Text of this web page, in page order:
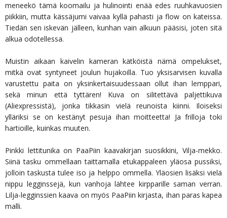
meneekö tämä koomailu ja hulinointi enää edes ruuhkavuosien
piikkiin, mutta kässäjumi vaivaa kyllä pahasti ja flow on kateissa.
Tiedän sen iskevän jälleen, kunhan vain alkuun pääsisi, joten sitä
alkua odotellessa.
Muistin aikaan kaivelin kameran kätköistä nämä ompelukset,
mitkä ovat syntyneet joulun hujakoilla. Tuo yksisarvisen kuvalla
varustettu paita on yksinkertaisuudessaan ollut ihan lemppari,
sekä minun että tyttären! Kuva on silitettävä paljettikuva
(Aliexpressistä), jonka tikkasin vielä reunoista kiinni. Iloiseksi
ylläriksi se on kestänyt pesuja ihan moitteetta! Ja frilloja toki
hartioille, kuinkas muuten.
Pinkki lettitunika on PaaPiin kaavakirjan suosikkini, Vilja-mekko.
Siinä tasku ommellaan taittamalla etukappaleen yläosa pussiksi,
jolloin taskusta tulee iso ja helppo ommella. Yläosien lisäksi vielä
nippu legginssejä, kun vanhoja lähtee kirpparille saman verran.
Lilja-legginssien kaava on myös PaaPiin kirjasta, ihan paras kapea
malli.